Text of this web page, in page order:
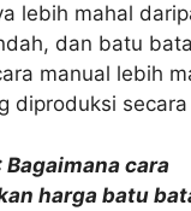
lebih mahal
dan batu
manual lebih
diproduksi secara
cara
harga batu